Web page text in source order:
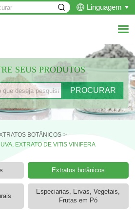
Linguagem
SEUS PRODUTOS
BOTÂNICOS
EXTRATO DE VITIS VINIFERA
Extratos botânicos
Especiarias, Ervas, Vegetais,
Frutas em Pó